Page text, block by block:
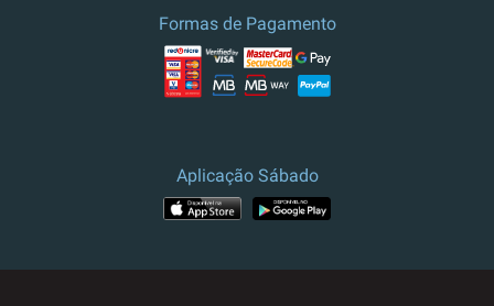
Formas de Pagamento
Aplicação Sábado